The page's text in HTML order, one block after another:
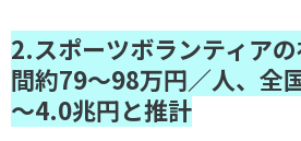
2.スポーツボランティア
間約79～98万円／人、全
～4.0兆円と推計